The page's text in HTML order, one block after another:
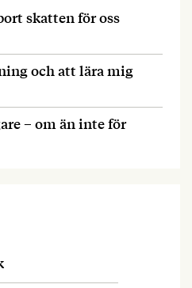
skatten för oss
och att lära mig
– om än inte för